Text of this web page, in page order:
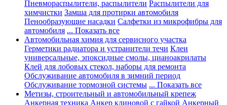
Пневмораспылители, распылители Распылители для
химчистки Замша для протирки автомобиля
Пенообразующие насадки Салфетки из микрофибры для
автомобиля ... Показать все
Автомобильная химия для сервисного участка
Герметики радиатора и устранители течи Клеи
универсальные, эпоксидные смолы, цианоакрилаты
Клей для лобовых стекол, наборы для ремонта
Обслуживание автомобиля в зимний период
Обслуживание тормозной системы ... Показать все
Метизы, строительный и автомобильный крепеж
Анкерная техника Анкер клиновой с гайкой Анкерный